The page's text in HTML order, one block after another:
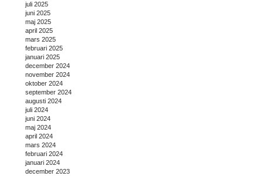
juli 2025
juni 2025
maj 2025
april 2025
mars 2025
februari 2025
januari 2025
december 2024
november 2024
oktober 2024
september 2024
augusti 2024
juli 2024
juni 2024
maj 2024
april 2024
mars 2024
februari 2024
januari 2024
december 2023